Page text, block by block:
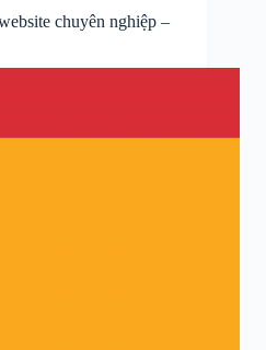
chuyên nghiệp –